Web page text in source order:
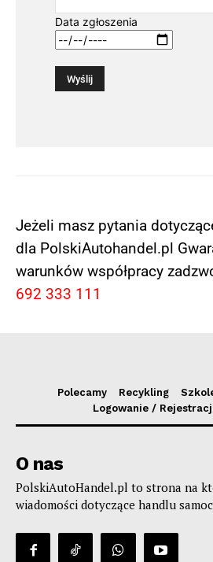
Data zgłoszenia
Jeżeli masz pytania
dla PolskiAutohandel.pl
warunków współpracy
692 333 111
Polecamy Recykling
Logowanie /
O nas
PolskiAutoHandel.pl to strona na
wiadomości dotyczące handlu